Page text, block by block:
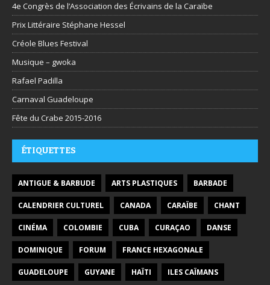
4e Congrès de l’Association des Écrivains de la Caraïbe
Prix Littéraire Stéphane Hessel
Créole Blues Festival
Musique – gwoka
Rafael Padilla
Carnaval Guadeloupe
Fête du Crabe 2015-2016
ÉTIQUETTES
ANTIGUE & BARBUDE ARTS PLASTIQUES BARBADE
CALENDRIER CULTUREL CANADA CARAÏBE CHANT
CINÉMA COLOMBIE CUBA CURAÇAO DANSE
DOMINIQUE FORUM FRANCE HEXAGONALE
GUADELOUPE GUYANE HAÏTI ILES CAÏMANS